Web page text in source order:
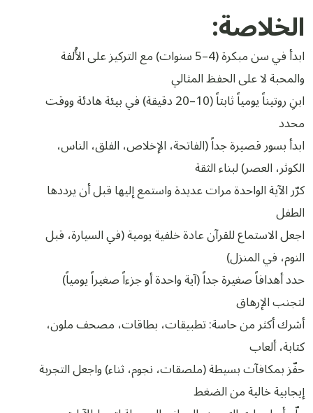
الخلاصة:
ابدأ في سن مبكرة (4–5 سنوات) مع التركيز على الأُلفة
والمحبة لا على الحفظ المثالي
ابنِ روتيناً يومياً ثابتاً (10–20 دقيقة) في بيئة هادئة ووقت
محدد
ابدأ بسور قصيرة جداً (الفاتحة، الإخلاص، الفلق، الناس،
الكوثر، العصر) لبناء الثقة
كرّر الآية الواحدة مرات عديدة واستمع إليها قبل أن يرددها
الطفل
اجعل الاستماع للقرآن عادة خلفية يومية (في السيارة، قبل
النوم، في المنزل)
حدد أهدافاً صغيرة جداً (آية واحدة أو جزءاً صغيراً يومياً)
لتجنب الإرهاق
أشرك أكثر من حاسة: تطبيقات، بطاقات، مصحف ملون،
كتابة، ألعاب
حفّز بمكافآت بسيطة (ملصقات، نجوم، ثناء) واجعل التجربة
إيجابية خالية من الضغط